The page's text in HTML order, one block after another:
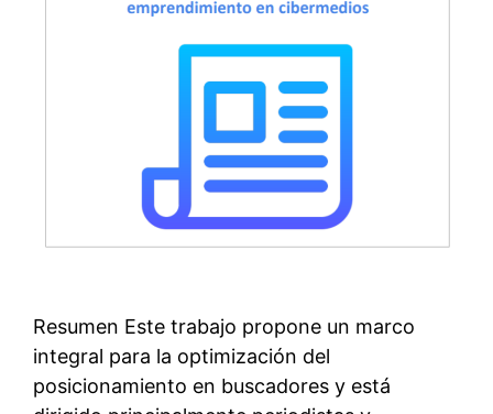
Resumen Este trabajo propone un marco
integral para la optimización del
posicionamiento en buscadores y está